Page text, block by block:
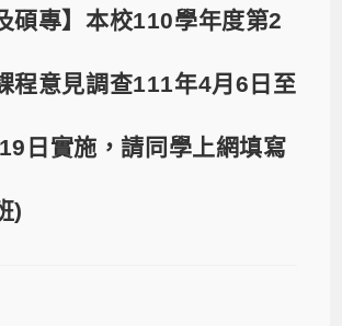
碩專】本校110學年度第2
程意見調查111年4月6日至
日實施，請同學上網填寫
)